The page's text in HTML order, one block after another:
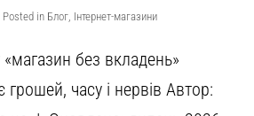
Posted in Блог, Інтернет-магазини
без вкладень»
грошей, часу і нервів Автор: